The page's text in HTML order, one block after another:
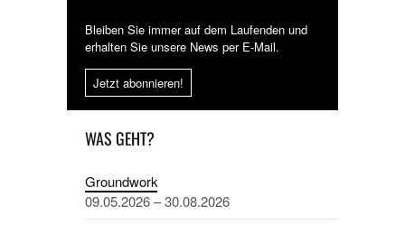
Bleiben Sie immer auf dem Laufenden und
erhalten Sie unsere News per E-Mail.
Jetzt abonnieren!
WAS GEHT?
Groundwork
09.05.2026 – 30.08.2026